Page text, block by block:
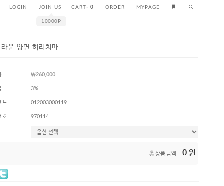
LOGIN JOIN US
10000P
CART- 0 ORDER MYPAGE
라운 양면 허리치마
￦260,000
3%
드 012003000119
호 970114
총 상품 금액 0원